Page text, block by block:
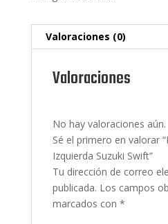
Valoraciones (0)
Valoraciones
No hay valoraciones aún.
Sé el primero en valorar
Izquierda Suzuki Swift”
Tu dirección de correo
publicada. Los campos
marcados con *